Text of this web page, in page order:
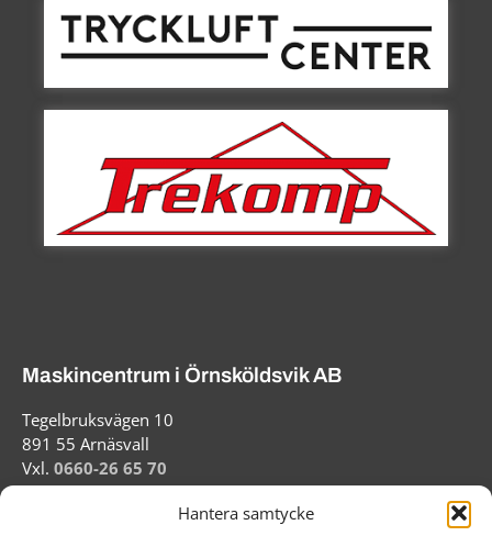
Hantera samtycke
Maskincentrum i Örnsköldsvik AB
Tegelbruksvägen 10
891 55 Arnäsvall
Vxl. 0660-26 65 70
info@maskincentrum.com